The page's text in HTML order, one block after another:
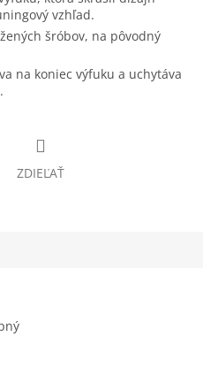
vzhľad.
šróbov, na pôvodný
na koniec výfuku a uchytáva
ZDIEĽAŤ